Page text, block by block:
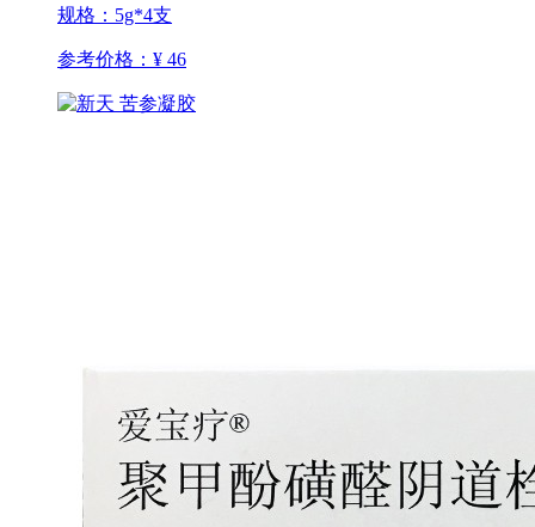
规格：5g*4支
参考价格： ¥ 46